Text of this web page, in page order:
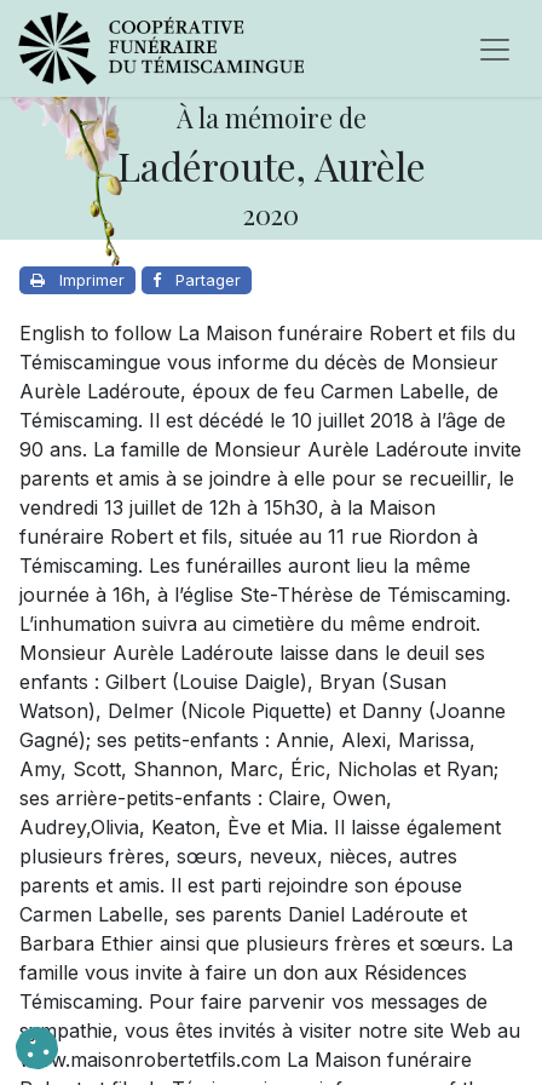
À la mémoire de
Ladéroute, Aurèle
2020
Imprimer Partager
English to follow La Maison funéraire Robert et fils du
Témiscamingue vous informe du décès de Monsieur
Aurèle Ladéroute, époux de feu Carmen Labelle, de
Témiscaming. Il est décédé le 10 juillet 2018 à l’âge de
90 ans. La famille de Monsieur Aurèle Ladéroute invite
parents et amis à se joindre à elle pour se recueillir, le
vendredi 13 juillet de 12h à 15h30, à la Maison
funéraire Robert et fils, située au 11 rue Riordon à
Témiscaming. Les funérailles auront lieu la même
journée à 16h, à l’église Ste-Thérèse de Témiscaming.
L’inhumation suivra au cimetière du même endroit.
Monsieur Aurèle Ladéroute laisse dans le deuil ses
enfants : Gilbert (Louise Daigle), Bryan (Susan
Watson), Delmer (Nicole Piquette) et Danny (Joanne
Gagné); ses petits-enfants : Annie, Alexi, Marissa,
Amy, Scott, Shannon, Marc, Éric, Nicholas et Ryan;
ses arrière-petits-enfants : Claire, Owen,
Audrey,Olivia, Keaton, Ève et Mia. Il laisse également
plusieurs frères, sœurs, neveux, nièces, autres
parents et amis. Il est parti rejoindre son épouse
Carmen Labelle, ses parents Daniel Ladéroute et
Barbara Ethier ainsi que plusieurs frères et sœurs. La
famille vous invite à faire un don aux Résidences
Témiscaming. Pour faire parvenir vos messages de
sympathie, vous êtes invités à visiter notre site Web au
www.maisonrobertetfils.com La Maison funéraire